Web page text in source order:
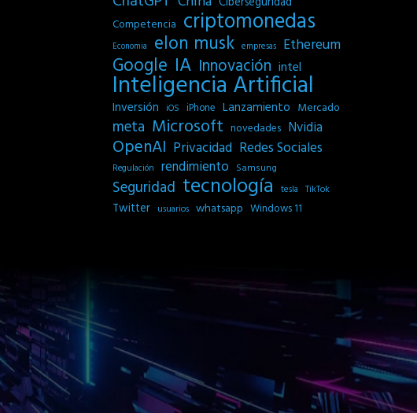
Competencia criptomonedas
Economia elon musk empresas Ethereum
Google IA Innovación intel
Inteligencia Artificial
Inversión iOS iPhone Lanzamiento Mercado
meta Microsoft novedades Nvidia
OpenAI Privacidad Redes Sociales
Regulación rendimiento Samsung
Seguridad tecnología tesla TikTok
Twitter usuarios whatsapp Windows 11